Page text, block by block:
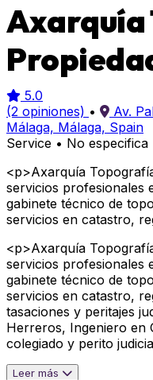
Axarquía
5.0
(2 opiniones) •
Av.
Málaga, Málaga, Spain
Service • No especifica
<p>Axarquía
servicios profesionales
gabinete técnico de
servicios en catastro,
<p>Axarquía
servicios profesionales
gabinete técnico de
servicios en catastro,
tasaciones y peritajes
Herreros, Ingeniero en
colegiado y perito
Leer más